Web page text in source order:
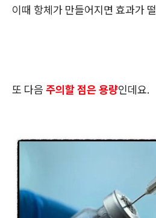
이때 항체가 만들어지면 효과가
또 다음 주의할 점은 용량인데요.